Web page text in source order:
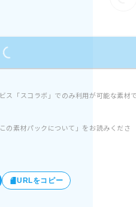
Loading...
ス「スコラボ」でのみ利用が可能な素材
素材パックについて」をお読みくださ
URLをコピー